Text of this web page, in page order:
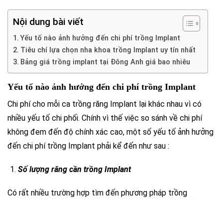
Nội dung bài viết
Yếu tố nào ảnh hưởng đến chi phí trồng Implant
Tiêu chí lựa chọn nha khoa trồng Implant uy tín nhất
Bảng giá trồng implant tại Đông Anh giá bao nhiêu
Yếu tố nào ảnh hưởng đến chi phí trồng Implant
Chi phí cho mỗi ca trồng răng Implant lại khác nhau vì có
nhiều yếu tố chi phối. Chính vì thế việc so sánh về chi phí
không đem đến độ chính xác cao, một số yếu tố ảnh hưởng
đến chi phí trồng Implant phải kể đến như sau :
Số lượng răng cần trồng Implant
Có rất nhiều trường hợp tìm đến phương pháp trồng